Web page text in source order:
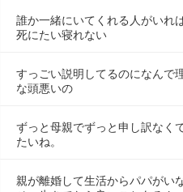
誰か一緒にいてくれる人がいれ
死にたい寝れない
すっごい説明してるのになんで
な頭悪いの
ずっと母親でずっと申し訳なく
たいね。
親が離婚して生活からパパがい